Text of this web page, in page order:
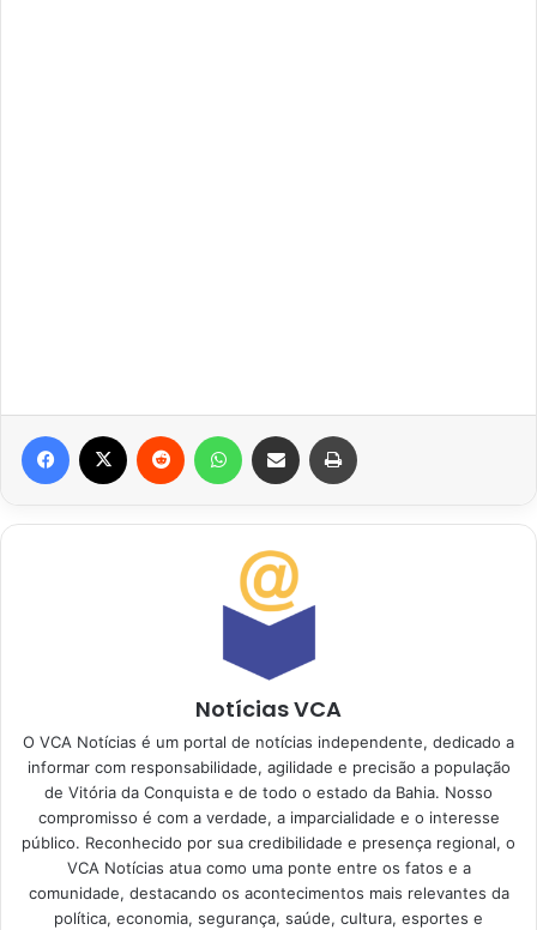
Facebook Reddit WhatsAppCompartilhar via e-mail
Notícias VCA
O VCA Notícias é um portal de notícias independente, dedicado a
informar com responsabilidade, agilidade e precisão a população
de Vitória da Conquista e de todo o estado da Bahia. Nosso
compromisso é com a verdade, a imparcialidade e o interesse
público. Reconhecido por sua credibilidade e presença regional, o
VCA Notícias atua como uma ponte entre os fatos e a
comunidade, destacando os acontecimentos mais relevantes da
política, economia, segurança, saúde, cultura, esportes e